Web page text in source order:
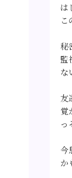
は
こ
秘
監
な
友
覚
っ
今
か